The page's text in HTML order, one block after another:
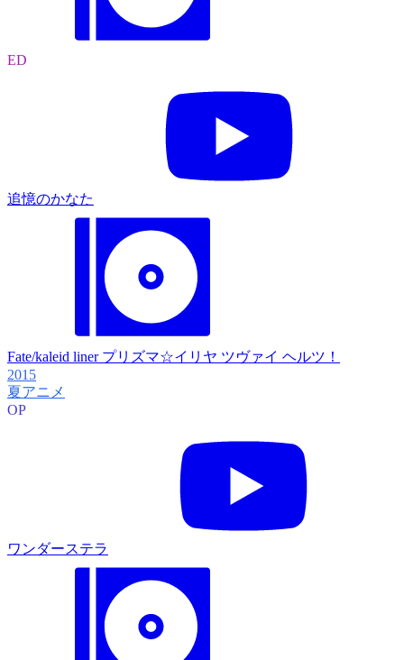
ED
追憶のかなた
Fate/kaleid liner プリズマ☆イリヤ ツヴァイ ヘルツ！
2015
夏アニメ
OP
ワンダーステラ